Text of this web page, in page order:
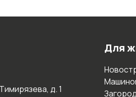
д. 1
Для